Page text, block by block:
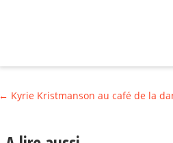
← Kyrie Kristmanson au café de la